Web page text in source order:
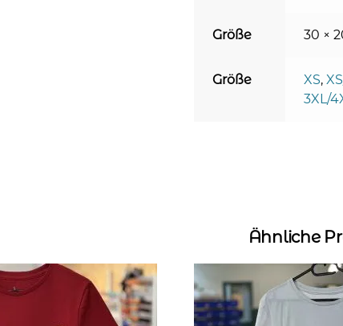
Größe 30 ×
Größe XS,
3XL/
Ähnliche